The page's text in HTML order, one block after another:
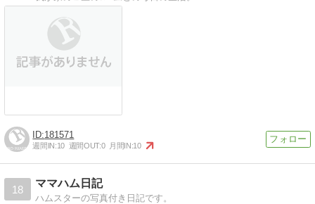
181571
週間IN:10 週間OUT:0 月間IN:10
18
ママハム日記
ハムスターの写真付き日記です。